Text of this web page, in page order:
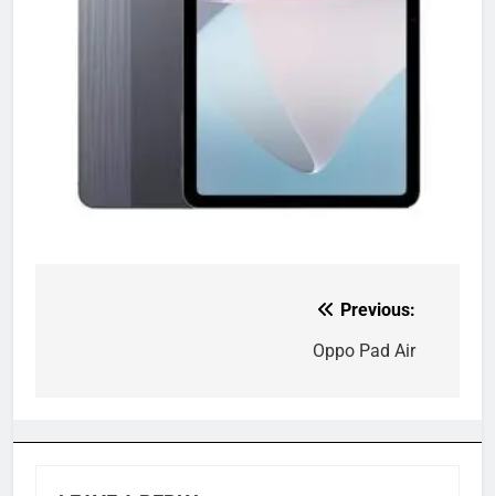
Previous:
Oppo Pad Air